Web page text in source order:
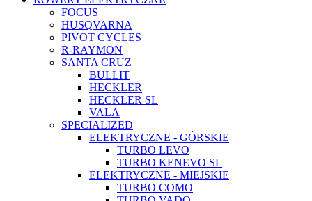
FOCUS
HUSQVARNA
PIVOT CYCLES
R-RAYMON
SANTA CRUZ
BULLIT
HECKLER
HECKLER SL
VALA
SPECIALIZED
ELEKTRYCZNE - GÓRSKIE
TURBO LEVO
TURBO KENEVO SL
ELEKTRYCZNE - MIEJSKIE
TURBO COMO